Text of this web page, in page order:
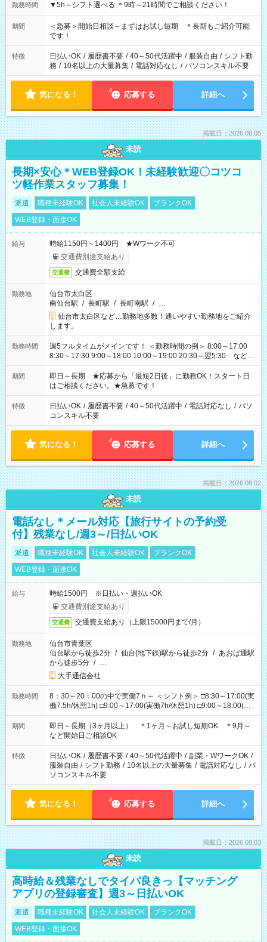
勤務時間 ▼5h～シフト選べる ＊9時～21時間でご相談ください！
期間
＜急募＞開始日相談～まずはお試し短期 ＊長期もご紹介可能
です！
特徴 日払いOK / 履歴書不要 / 40～50代活躍中 / 服装自由 / シフト勤
務 / 10名以上の大量募集 / 電話対応なし / パソコンスキル不要
気になる！ 応募する 詳細へ
掲載日：2026.08.05
未読
長期×安心＊WEB登録OK！未経験歓迎〇コツコ
ツ軽作業スタッフ募集！
派遣 職種未経験OK 社会人未経験OK
ブランクOK
WEB登録・面接OK
給与
時給1150円～1400円 ★Wワーク不可
交通費別途支給あり
交通費 交通費全額支給
勤務地
仙台市太白区
南仙台駅 / 長町駅 / 長町南駅 / …
仙台市太白区など…勤務地多数！通いやすい勤務地をご紹介
します。
勤務時間
週5フルタイムがメインです！ ＜勤務時間の例＞ 8:00～17:00
8:30～17:30 9:00～18:00 10:00～19:00 20:30～翌5:30 など ★
その他にも勤務時間多数！ 日勤のみ、残業なし、交替制など
ご希望を教えてください！
期間
即日～長期 ★応募から「最短2日後」に勤務OK！スタート日
はご相談ください。★急募です！
特徴 日払いOK / 履歴書不要 / 40～50代活躍中 / 電話対応なし / パソ
コンスキル不要
気になる！ 応募する 詳細へ
掲載日：2026.08.02
未読
電話なし＊メール対応【旅行サイトの予約受
付】残業なし/週3～/日払いOK
派遣 職種未経験OK 社会人未経験OK
ブランクOK
WEB登録・面接OK
給与
時給1500円 ※日払い・週払いOK
交通費別途支給あり
交通費 交通費支給あり（上限15000円まで/月）
勤務地
仙台市青葉区
仙台駅から徒歩2分 / 仙台(地下鉄)駅から徒歩2分 / あおば通駅
から徒歩5分 / …
大手通信会社
勤務時間
8：30～20：00の中で実働7ｈ～ ＜シフト例＞ □8:30～17:00(実
働7.5h/休憩1h) □9:00～17:00(実働7h/休憩1h) □9:00～18:00(実
働8h/休憩1h) □10:00～19:00(実働8h/休憩1h) □11:00～20:00(実
働8h/休憩1h) ＊時間固定ＯＫ
期間
即日～長期（3ヶ月以上） ＊1ヶ月～お試し短期OK ＊9月～
など開始日ご相談OK
特徴 日払いOK / 履歴書不要 / 40～50代活躍中 / 副業・WワークOK /
服装自由 / シフト勤務 / 10名以上の大量募集 / 電話対応なし / パ
ソコンスキル不要
気になる！ 応募する 詳細へ
掲載日：2026.08.03
未読
高時給＆残業なしでタイパ良きっ【マッチング
アプリの登録審査】週3～日払いOK
派遣 職種未経験OK 社会人未経験OK
ブランクOK
WEB登録・面接OK